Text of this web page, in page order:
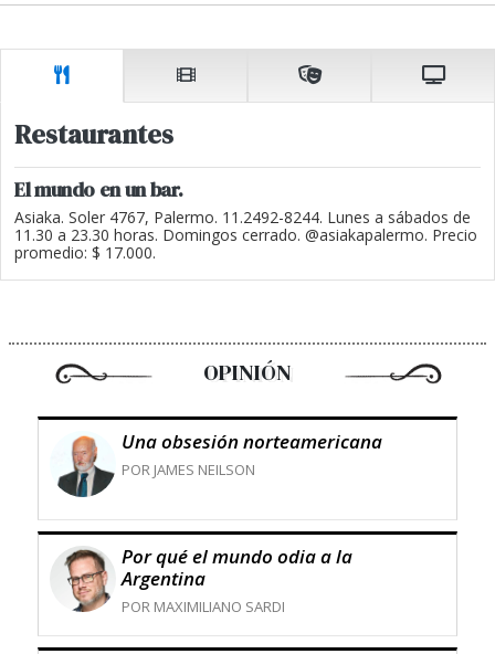
Restaurantes
El mundo en un bar.
Asiaka. Soler 4767, Palermo. 11.2492-8244. Lunes a sábados de
11.30 a 23.30 horas. Domingos cerrado. @asiakapalermo. Precio
promedio: $ 17.000.
OPINIÓN
Una obsesión norteamericana
POR JAMES NEILSON
Por qué el mundo odia a la
Argentina
POR MAXIMILIANO SARDI